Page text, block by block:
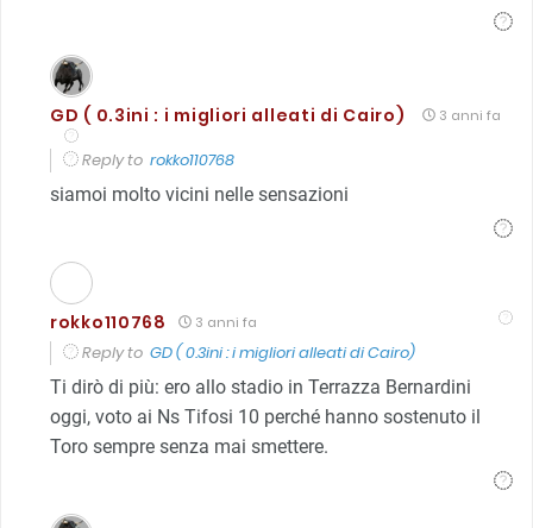
GD ( 0.3ini : i migliori alleati di Cairo) 3 anni fa
Reply to rokko110768
siamoi molto vicini nelle sensazioni
rokko110768 3 anni fa
Reply to GD ( 0.3ini : i migliori alleati di Cairo)
Ti dirò di più: ero allo stadio in Terrazza Bernardini
oggi, voto ai Ns Tifosi 10 perché hanno sostenuto il
Toro sempre senza mai smettere.